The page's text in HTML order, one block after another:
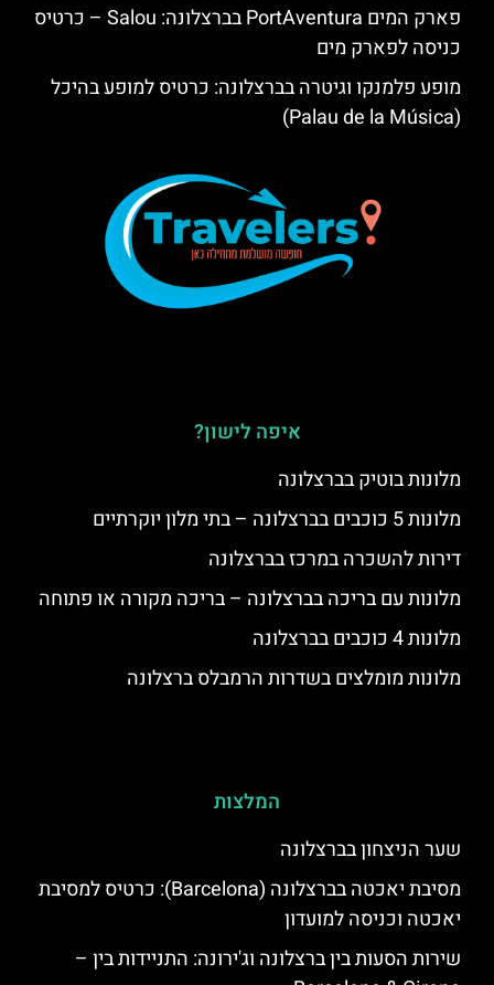
פארק המים PortAventura בברצלונה: Salou – כרטיס
כניסה לפארק מים
מופע פלמנקו וגיטרה בברצלונה: כרטיס למופע בהיכל
(Palau de la Música)
איפה לישון?
מלונות בוטיק בברצלונה
מלונות 5 כוכבים בברצלונה – בתי מלון יוקרתיים
דירות להשכרה במרכז בברצלונה
מלונות עם בריכה בברצלונה – בריכה מקורה או פתוחה
מלונות 4 כוכבים בברצלונה
מלונות מומלצים בשדרות הרמבלס ברצלונה
המלצות
שער הניצחון בברצלונה
מסיבת יאכטה בברצלונה (Barcelona): כרטיס למסיבת
יאכטה וכניסה למועדון
שירות הסעות בין ברצלונה וג'ירונה: התניידות בין –